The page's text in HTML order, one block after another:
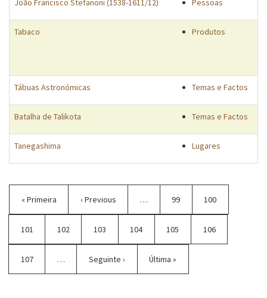
João Francisco Stefanoni (1538-1611/12) Pessoas
Tabaco Produtos
Tábuas Astronómicas Temas e Factos
Batalha de Talikota Temas e Factos
Tanegashima Lugares
Paginação
Primeira
página
« Primeira
Página
anterior
‹ Previous … Página
99 Página
100
Página
101 Página
102
Página
atual
103 Página
104 Página
105 Página
106
Página
107 …
Próxima
página
Seguinte ›
Última
página
Última »